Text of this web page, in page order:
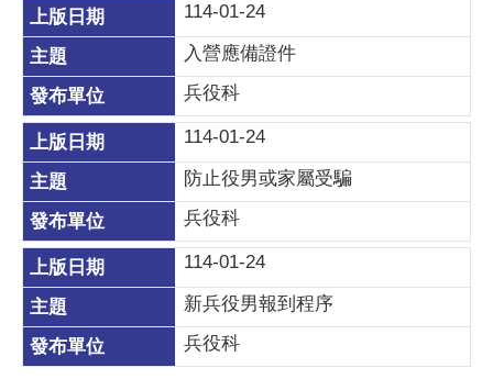
114-01-24
入營應備證件
兵役科
114-01-24
防止役男或家屬受騙
兵役科
114-01-24
新兵役男報到程序
兵役科